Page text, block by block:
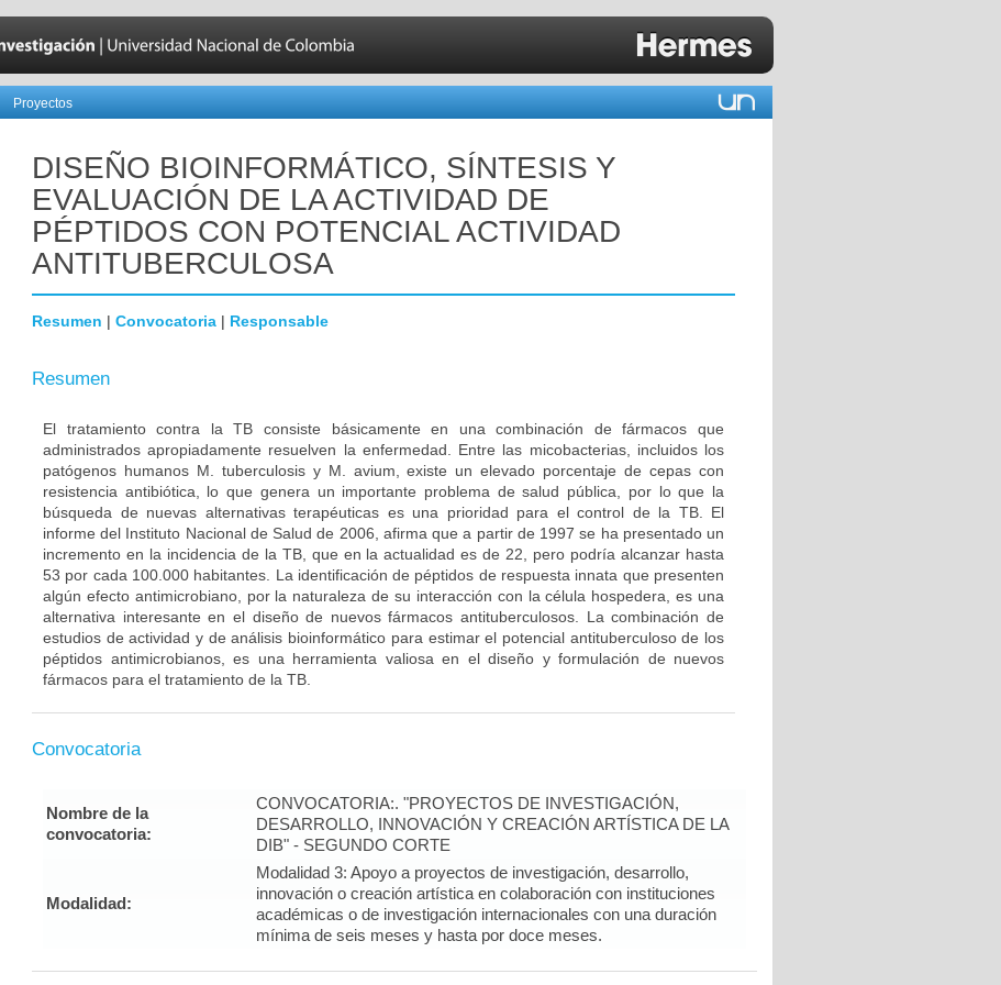
Proyectos
DISEÑO BIOINFORMÁTICO, SÍNTESIS Y
EVALUACIÓN DE LA ACTIVIDAD DE
PÉPTIDOS CON POTENCIAL ACTIVIDAD
ANTITUBERCULOSA
Resumen | Convocatoria | Responsable
Resumen
El tratamiento contra la TB consiste básicamente en una combinación de fármacos que
administrados apropiadamente resuelven la enfermedad. Entre las micobacterias, incluidos los
patógenos humanos M. tuberculosis y M. avium, existe un elevado porcentaje de cepas con
resistencia antibiótica, lo que genera un importante problema de salud pública, por lo que la
búsqueda de nuevas alternativas terapéuticas es una prioridad para el control de la TB. El
informe del Instituto Nacional de Salud de 2006, afirma que a partir de 1997 se ha presentado un
incremento en la incidencia de la TB, que en la actualidad es de 22, pero podría alcanzar hasta
53 por cada 100.000 habitantes. La identificación de péptidos de respuesta innata que presenten
algún efecto antimicrobiano, por la naturaleza de su interacción con la célula hospedera, es una
alternativa interesante en el diseño de nuevos fármacos antituberculosos. La combinación de
estudios de actividad y de análisis bioinformático para estimar el potencial antituberculoso de los
péptidos antimicrobianos, es una herramienta valiosa en el diseño y formulación de nuevos
fármacos para el tratamiento de la TB.
Convocatoria
Nombre de la
convocatoria:
CONVOCATORIA:. "PROYECTOS DE INVESTIGACIÓN,
DESARROLLO, INNOVACIÓN Y CREACIÓN ARTÍSTICA DE LA
DIB" - SEGUNDO CORTE
Modalidad:
Modalidad 3: Apoyo a proyectos de investigación, desarrollo,
innovación o creación artística en colaboración con instituciones
académicas o de investigación internacionales con una duración
mínima de seis meses y hasta por doce meses.